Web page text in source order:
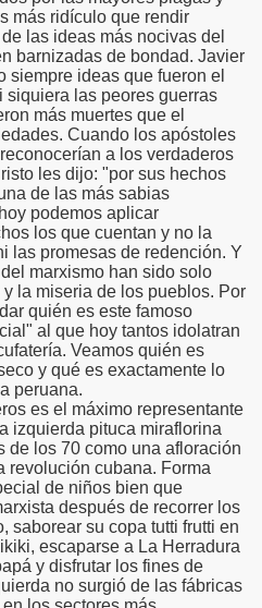
más ridículo que rendir
las ideas más nocivas del
barnizadas de bondad. Javier
siempre ideas que fueron el
las peores guerras
más muertes que el
Cuando los apóstoles
a los verdaderos
les dijo: "por sus hechos
de las más sabias
podemos aplicar
los que cuentan y no la
las promesas de redención. Y
marxismo han sido solo
la miseria de los pueblos. Por
quién es este famoso
al que hoy tantos idolatran
Veamos quién es
y qué es exactamente lo
peruana.
es el máximo representante
izquierda pituca miraflorina
de los 70 como una afloración
revolución cubana. Forma
de niños bien que
después de recorrer los
saborear su copa tutti frutti en
escaparse a La Herradura
y disfrutar los fines de
no surgió de las fábricas